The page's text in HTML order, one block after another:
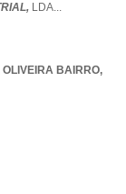
LDA...
OLIVEIRA BAIRRO,